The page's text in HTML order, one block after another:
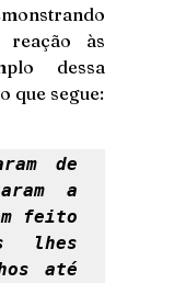
reação às
dessa
realidade encontra-se no texto que segue:
de
a
feito
lhes
até